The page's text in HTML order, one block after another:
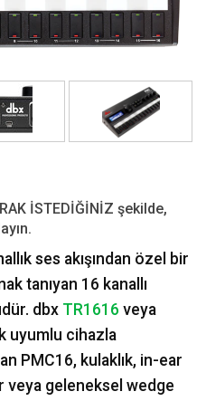
İSTEDİĞİNİZ şekilde,
ses akışından özel bir
tanıyan 16 kanallı
dbx TR1616 veya
uyumlu cihazla
PMC16, kulaklık, in-ear
geleneksel wedge